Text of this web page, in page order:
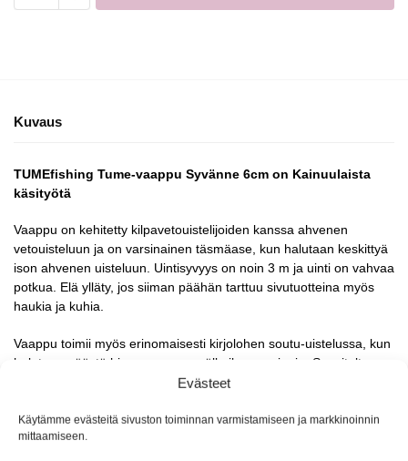
Evästeet
Käytämme evästeitä sivuston toiminnan varmistamiseen ja markkinoinnin
mittaamiseen.
Kuvaus
TUMEfishing Tume-vaappu Syvänne 6cm on Kainuulaista
käsityötä
Vaappu on kehitetty kilpavetouistelijoiden kanssa ahvenen
vetouisteluun ja on varsinainen täsmäase, kun halutaan keskittyä
ison ahvenen uisteluun. Uintisyvyys on noin 3 m ja uinti on vahvaa
potkua. Elä ylläty, jos siiman päähän tarttuu sivutuotteina myös
haukia ja kuhia.
Vaappu toimii myös erinomaisesti kirjolohen soutu-uistelussa, kun
halutaan päästä hieman syvemmälle ilman painoja. Suositeltu
vetonopeus 2,5–4,5 km/h. Värit ovat valikoituneet saalistakuulla.
Runkomateriaali: Apassi
Pituus: 6 cm